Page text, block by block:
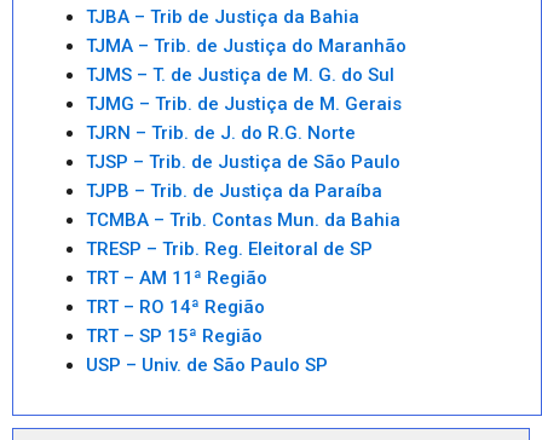
TJBA – Trib de Justiça da Bahia
TJMA – Trib. de Justiça do Maranhão
TJMS – T. de Justiça de M. G. do Sul
TJMG – Trib. de Justiça de M. Gerais
TJRN – Trib. de J. do R.G. Norte
TJSP – Trib. de Justiça de São Paulo
TJPB – Trib. de Justiça da Paraíba
TCMBA – Trib. Contas Mun. da Bahia
TRESP – Trib. Reg. Eleitoral de SP
TRT – AM 11ª Região
TRT – RO 14ª Região
TRT – SP 15ª Região
USP – Univ. de São Paulo SP